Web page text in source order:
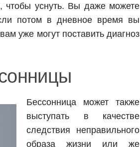
чтобы уснуть. Вы даже можете
потом в дневное время вы
уже могут поставить диагноз
Бессонница может также
выступать в качестве
следствия неправильного
образа жизни или же